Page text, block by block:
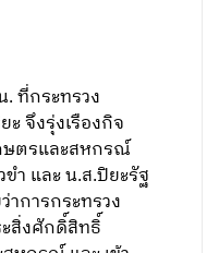
. ที่กระทรวง
จึงรุ่งเรืองกิจ
ษตรและสหกรณ์
ำ และ น.ส.ปิยะรัฐ
การกระทรวง
สิ่งศักดิ์สิทธิ์